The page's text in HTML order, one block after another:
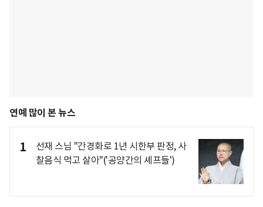
연예 많이 본 뉴스
1
선재 스님 "간경화로 1년 시한부 판정, 사
찰음식 먹고 살아"('공양간의 셰프들')